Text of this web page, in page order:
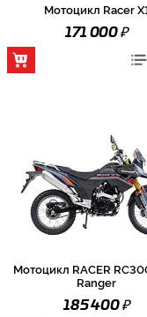
Мотоцикл Racer
171 000₽
Мотоцикл RACER
Ranger
185 400₽